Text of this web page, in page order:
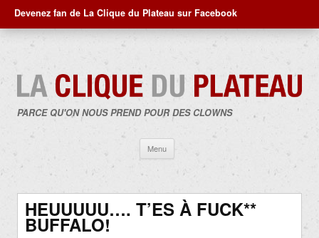
Devenez fan de La Clique du Plateau sur Facebook
PARCE QU'ON NOUS PREND POUR DES CLOWNS
Menu
contenu
HEUUUUU…. T’ES À FUCK**
BUFFALO!